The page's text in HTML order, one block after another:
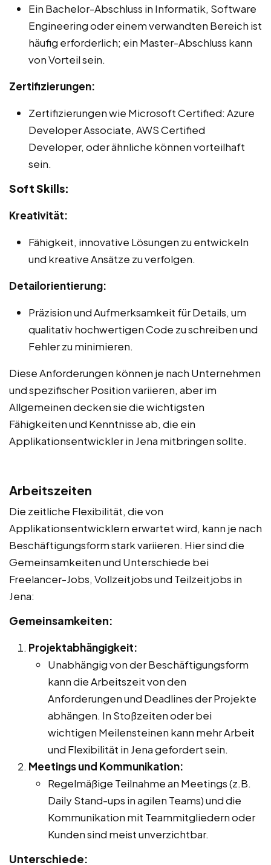
Ein Bachelor-Abschluss in Informatik, Software
Engineering oder einem verwandten Bereich ist
häufig erforderlich; ein Master-Abschluss kann
von Vorteil sein.
Zertifizierungen:
Zertifizierungen wie Microsoft Certified: Azure
Developer Associate, AWS Certified
Developer, oder ähnliche können vorteilhaft
sein.
Soft Skills:
Kreativität:
Fähigkeit, innovative Lösungen zu entwickeln
und kreative Ansätze zu verfolgen.
Detailorientierung:
Präzision und Aufmerksamkeit für Details, um
qualitativ hochwertigen Code zu schreiben und
Fehler zu minimieren.
Diese Anforderungen können je nach Unternehmen
und spezifischer Position variieren, aber im
Allgemeinen decken sie die wichtigsten
Fähigkeiten und Kenntnisse ab, die ein
Applikationsentwickler in Jena mitbringen sollte.
Arbeitszeiten
Die zeitliche Flexibilität, die von
Applikationsentwicklern erwartet wird, kann je nach
Beschäftigungsform stark variieren. Hier sind die
Gemeinsamkeiten und Unterschiede bei
Freelancer-Jobs, Vollzeitjobs und Teilzeitjobs in
Jena:
Gemeinsamkeiten:
Projektabhängigkeit:
Unabhängig von der Beschäftigungsform
kann die Arbeitszeit von den
Anforderungen und Deadlines der Projekte
abhängen. In Stoßzeiten oder bei
wichtigen Meilensteinen kann mehr Arbeit
und Flexibilität in Jena gefordert sein.
Meetings und Kommunikation:
Regelmäßige Teilnahme an Meetings (z.B.
Daily Stand-ups in agilen Teams) und die
Kommunikation mit Teammitgliedern oder
Kunden sind meist unverzichtbar.
Unterschiede: